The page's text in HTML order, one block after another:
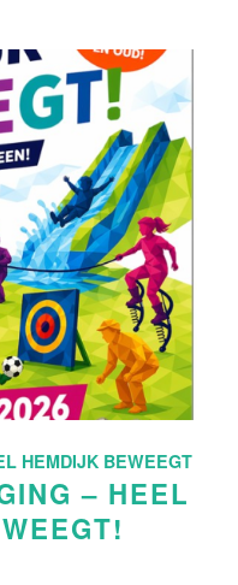
HEMDIJK BEWEEGT
– HEEL